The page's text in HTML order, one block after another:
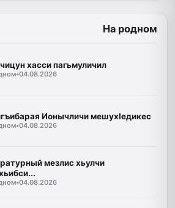
На родном
Сунечицун хасси пагьмуличил
•04.08.2026
Къайгъибарая Ионычличи мешухIедикес
•04.08.2026
мезлис хьулчи
•04.08.2026